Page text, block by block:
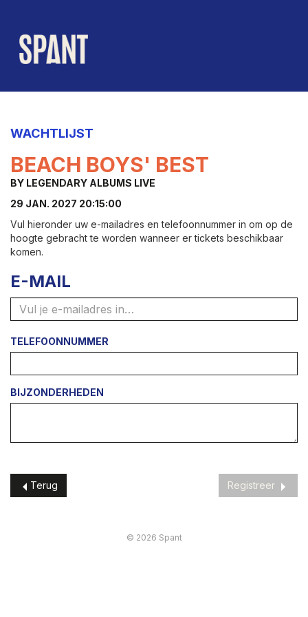
WACHTLIJST
BEACH BOYS' BEST
BY LEGENDARY ALBUMS LIVE
29 JAN. 2027 20:15:00
Vul hieronder uw e-mailadres en telefoonnummer in om op de
hoogte gebracht te worden wanneer er tickets beschikbaar
komen.
E-MAIL
TELEFOONNUMMER
BIJZONDERHEDEN
Terug Registreer
© 2026 Spant